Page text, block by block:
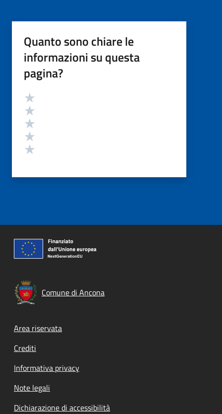
Quanto sono chiare le
informazioni su questa
pagina?
Valutazione
Comune di Ancona
Footer menu
Area riservata
Crediti
Informativa privacy
Note legali
Dichiarazione di accessibilità